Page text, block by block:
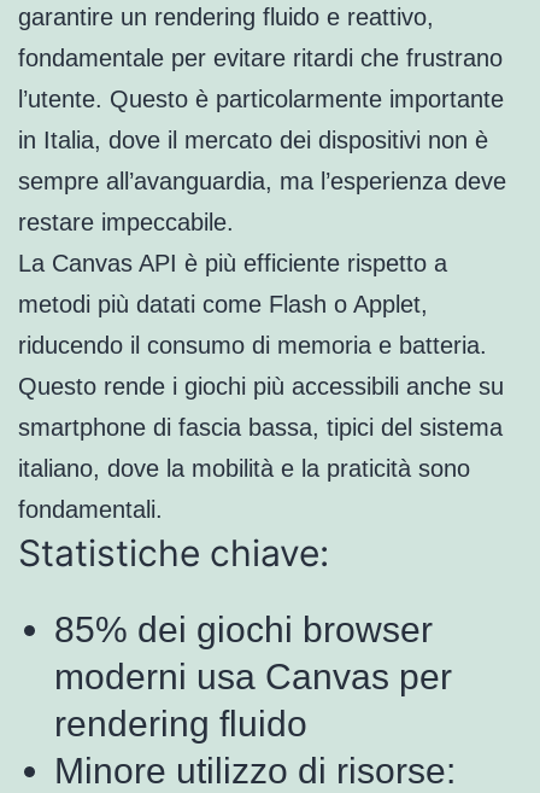
garantire un rendering fluido e reattivo,
fondamentale per evitare ritardi che frustrano
l’utente. Questo è particolarmente importante
in Italia, dove il mercato dei dispositivi non è
sempre all’avanguardia, ma l’esperienza deve
restare impeccabile.
La Canvas API è più efficiente rispetto a
metodi più datati come Flash o Applet,
riducendo il consumo di memoria e batteria.
Questo rende i giochi più accessibili anche su
smartphone di fascia bassa, tipici del sistema
italiano, dove la mobilità e la praticità sono
fondamentali.
Statistiche chiave:
85% dei giochi browser
moderni usa Canvas per
rendering fluido
Minore utilizzo di risorse: